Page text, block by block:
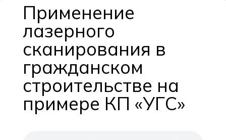
Применение
лазерного
сканирования в
гражданском
строительстве на
примере КП «УГС»